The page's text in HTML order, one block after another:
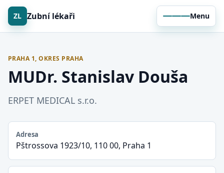
ZL Zubní lékaři Menu
PRAHA 1, OKRES PRAHA
MUDr. Stanislav Douša
ERPET MEDICAL s.r.o.
Adresa
Pštrossova 1923/10, 110 00, Praha 1